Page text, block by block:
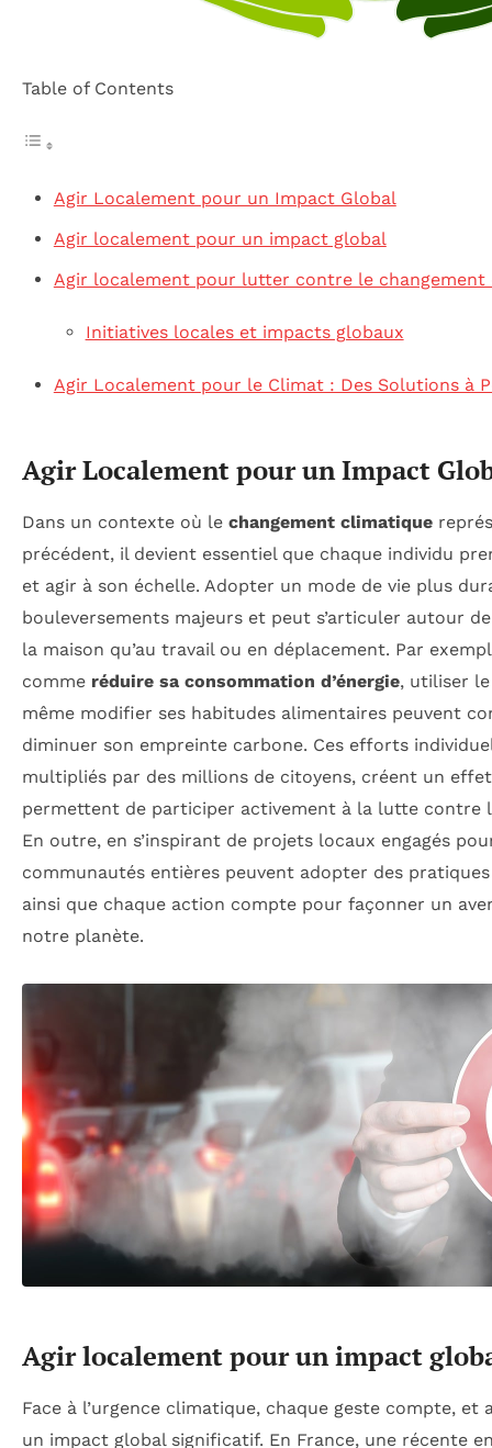
Table of Contents
Agir Localement pour un Impact Global
Agir localement pour un impact global
Agir localement pour lutter contre le changement
Initiatives locales et impacts globaux
Agir Localement pour le Climat : Des Solutions à
Agir Localement pour un Impact
Dans un contexte où le changement climatique
précédent, il devient essentiel que chaque individu
et agir à son échelle. Adopter un mode de vie plus
bouleversements majeurs et peut s’articuler autour
la maison qu’au travail ou en déplacement. Par
comme réduire sa consommation d’énergie, utiliser
même modifier ses habitudes alimentaires peuvent
diminuer son empreinte carbone. Ces efforts
multipliés par des millions de citoyens, créent un
permettent de participer activement à la lutte contre
En outre, en s’inspirant de projets locaux engagés
communautés entières peuvent adopter des
ainsi que chaque action compte pour façonner un
notre planète.
Agir localement pour un impact
Face à l’urgence climatique, chaque geste compte,
un impact global significatif. En France, une récente